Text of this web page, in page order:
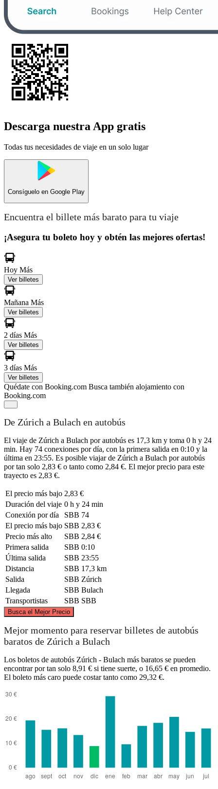
Descarga nuestra App gratis
Todas tus necesidades de viaje en un solo lugar
Consíguelo en Google Play
Encuentra el billete más barato para tu viaje
¡Asegura tu boleto hoy y obtén las mejores ofertas!
Hoy Más
Ver billetes
Mañana Más
Ver billetes
2 días Más
Ver billetes
3 días Más
Ver billetes
Quédate con Booking.com Busca también alojamiento con
Booking.com
De Zúrich a Bulach en autobús
El viaje de Zúrich a Bulach por autobús es 17,3 km y toma 0 h y 24
min. Hay 74 conexiones por día, con la primera salida en 0:10 y la
última en 23:55. Es posible viajar de Zúrich a Bulach por autobús
por tan solo 2,83 € o tanto como 2,84 €. El mejor precio para este
trayecto es 2,83 €.
El precio más bajo 2,83 €
Duración del viaje 0 h y 24 min
Conexión por día
SBB 74
El precio más bajo SBB 2,83 €
Precio más alto
SBB 2,84 €
Primera salida
SBB 0:10
Última salida
SBB 23:55
Distancia
SBB 17,3 km
Salida
SBB Zúrich
Llegada
SBB Bulach
Transportistas
SBB SBB
Busca el Mejor Precio
Mejor momento para reservar billetes de autobús
baratos de Zúrich a Bulach
Los boletos de autobús Zúrich - Bulach más baratos se pueden
encontrar por tan solo 8,91 € si tiene suerte, o 16,65 € en promedio.
El boleto más caro puede costar tanto como 29,32 €.